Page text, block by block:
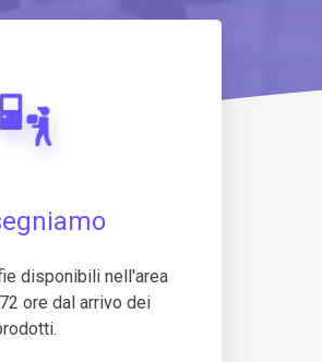
disponibili nell'area
ore dal arrivo dei